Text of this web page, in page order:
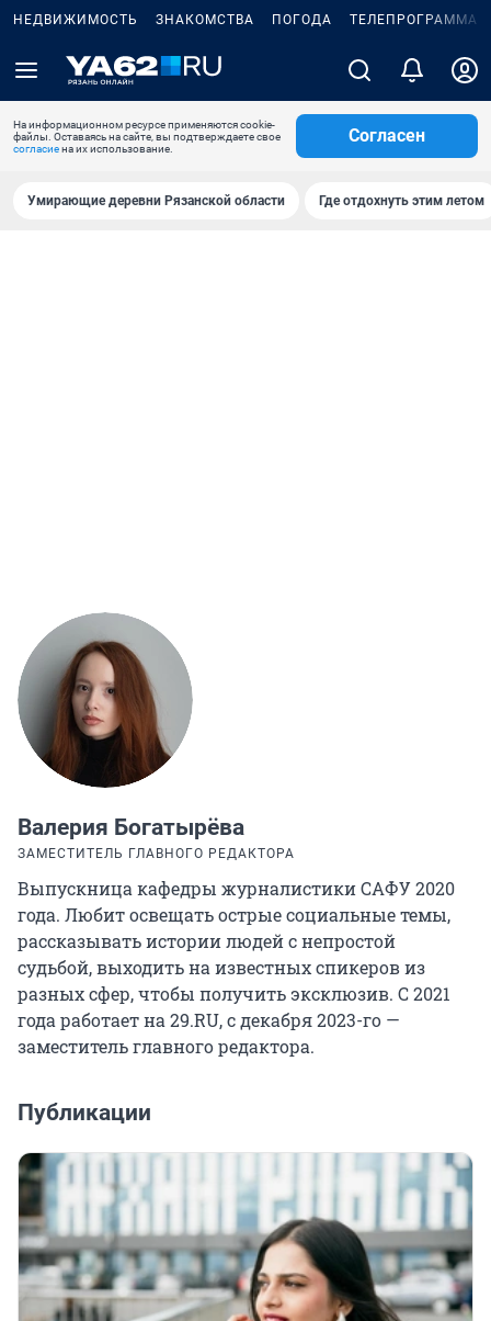
НЕДВИЖИМОСТЬ ЗНАКОМСТВА ПОГОДА ТЕЛЕПРОГРАММА
На информационном ресурсе применяются cookie-
файлы. Оставаясь на сайте, вы подтверждаете свое
согласиена их использование.
Согласен
Умирающие деревни Рязанской области Где отдохнуть этим летом
Валерия Богатырёва
ЗАМЕСТИТЕЛЬ ГЛАВНОГО РЕДАКТОРА
Выпускница кафедры журналистики САФУ 2020
года. Любит освещать острые социальные темы,
рассказывать истории людей с непростой
судьбой, выходить на известных спикеров из
разных сфер, чтобы получить эксклюзив. С 2021
года работает на 29.RU, с декабря 2023-го —
заместитель главного редактора.
Публикации